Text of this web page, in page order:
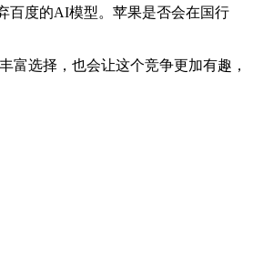
百度的AI模型。苹果是否会在国行
富选择，也会让这个竞争更加有趣，